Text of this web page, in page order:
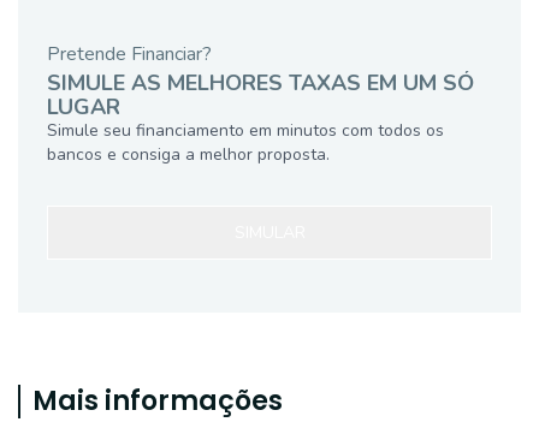
Pretende Financiar?
SIMULE AS MELHORES TAXAS EM UM SÓ
LUGAR
Simule seu financiamento em minutos com todos os
bancos e consiga a melhor proposta.
Mais informações